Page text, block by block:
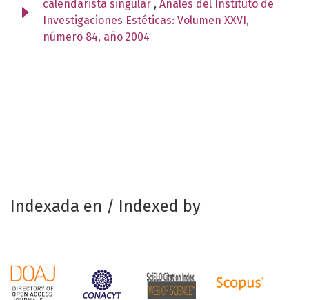
calendarista singular , Anales del Instituto de
Investigaciones Estéticas: Volumen XXVI,
número 84, año 2004
Indexada en / Indexed by